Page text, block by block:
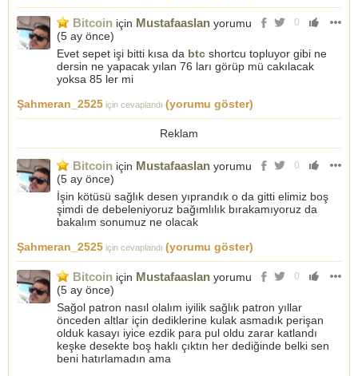
0
Bitcoin için Mustafaaslan yorumu
(5 ay önce)
Evet sepet işi bitti kısa da btc shortcu topluyor gibi ne
dersin ne yapacak yılan 76 ları görüp mü cakılacak
yoksa 85 ler mi
Şahmeran_2525 için cevaplandı (yorumu göster)
Reklam
0
Bitcoin için Mustafaaslan yorumu
(5 ay önce)
İşin kötüsü sağlık desen yıprandık o da gitti elimiz boş
şimdi de debeleniyoruz bağımlılık bırakamıyoruz da
bakalım sonumuz ne olacak
Şahmeran_2525 için cevaplandı (yorumu göster)
0
Bitcoin için Mustafaaslan yorumu
(5 ay önce)
Sağol patron nasıl olalım iyilik sağlık patron yıllar
önceden altlar için dediklerine kulak asmadık perişan
olduk kasayı iyice ezdik para pul oldu zarar katlandı
keşke desekte boş haklı çıktın her dediğinde belki sen
beni hatırlamadın ama